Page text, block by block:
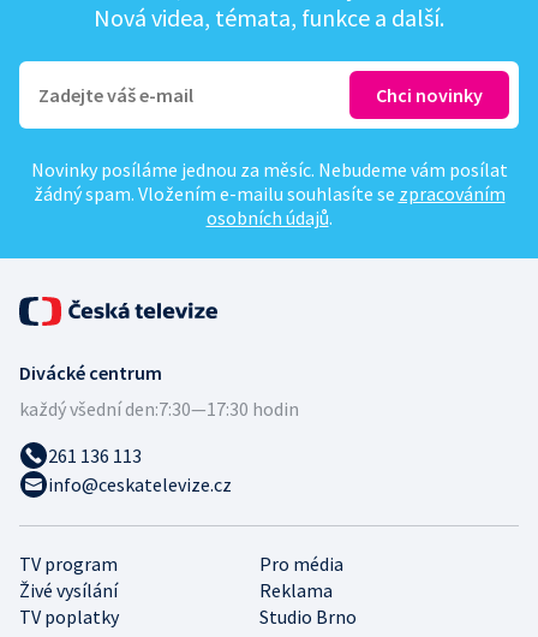
Nová videa, témata, funkce a další.
Novinky posíláme jednou za měsíc. Nebudeme vám posílat
žádný spam. Vložením e-mailu souhlasíte se zpracováním
osobních údajů.